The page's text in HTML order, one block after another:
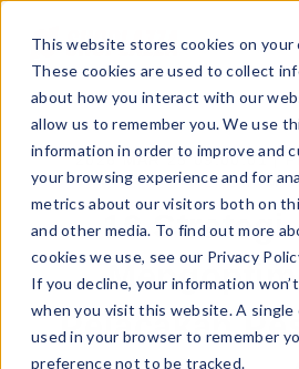
This website stores cookies on your
These cookies are used to collect
about how you interact with our
allow us to remember you. We use
information in order to improve and
your browsing experience and for
metrics about our visitors both on
and other media. To find out more
cookies we use, see our Privacy
If you decline, your information
when you visit this website. A single
used in your browser to remember
preference not to be tracked.
2026 MAR 25 09:00:01 |
10 Strategi
Pelacakan